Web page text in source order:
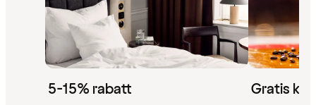
5-15% rabatt Gratis